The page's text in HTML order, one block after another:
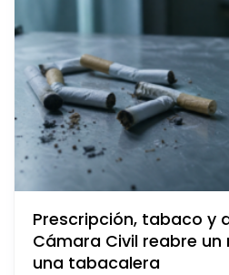
Prescripción, tabaco y
Cámara Civil reabre
una tabacalera